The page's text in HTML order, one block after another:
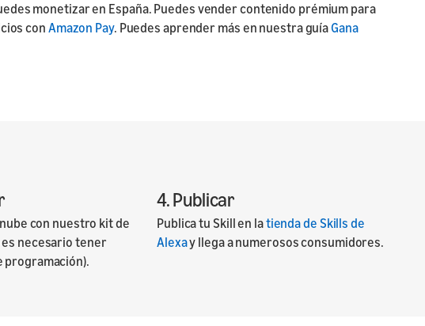
monetizar en España. Puedes vender contenido prémium para
con Amazon Pay. Puedes aprender más en nuestra guíaGana
con nuestro kit de
necesario tener
programación).
4. Publicar
Publica tu Skill en latienda de Skills de
Alexay llega a numerosos consumidores.